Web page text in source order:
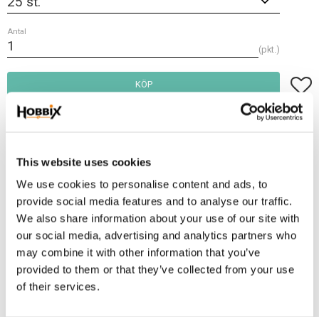
This website uses cookies
We use cookies to personalise content and ads, to
provide social media features and to analyse our traffic.
We also share information about your use of our site with
our social media, advertising and analytics partners who
may combine it with other information that you’ve
provided to them or that they’ve collected from your use
of their services.
Antal
pkt.
KÖP Lägg
Leveranstid 1-3 arbetsdagar
Lagerstatus
22 pkt. i lager
Artikelnr
NIT-554.25
Storlek 7x7 mm. Nit 3 mm. Antik mässing, Nitar du bara behöver hammare
för att slå ihop. Använd till koppel, bälten, dekoration och m.m. För bästa